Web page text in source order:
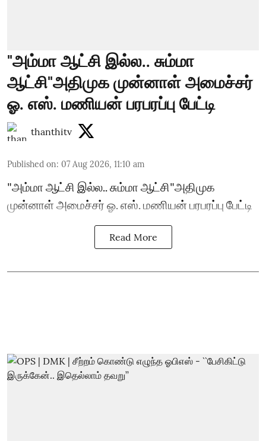
"அம்மா ஆட்சி இல்ல.. சும்மா
ஆட்சி"அதிமுக முன்னாள் அமைச்சர்
ஓ. எஸ். மணியன் பரபரப்பு பேட்டி
thanthitv
Published on: 07 Aug 2026, 11:10 am
"அம்மா ஆட்சி இல்ல.. சும்மா ஆட்சி"அதிமுக
முன்னாள் அமைச்சர் ஓ. எஸ். மணியன் பரபரப்பு பேட்டி
Read More